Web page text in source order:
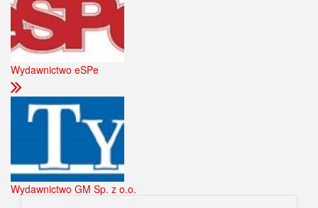
Wydawnictwo eSPe
Wydawnictwo GM Sp. z o.o.